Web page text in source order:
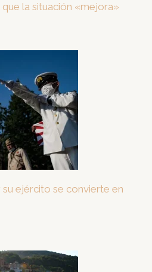
la situación «mejora»
ejército se convierte en